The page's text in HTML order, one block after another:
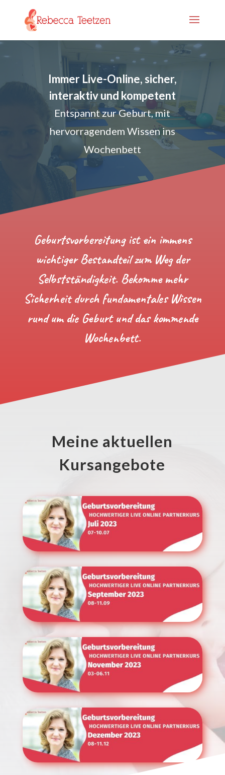
Immer Live-Online, sicher,
interaktiv und kompetent
Entspannt zur Geburt, mit
hervorragendem Wissen ins
Wochenbett
Geburtsvorbereitung ist ein immens
wichtiger Bestandteil zum Weg der
Selbstständigkeit. Bekomme mehr
Sicherheit durch fundamentales Wissen
rund um die Geburt und das kommende
Wochenbett.
Meine aktuellen
Kursangebote